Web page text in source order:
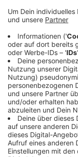
Jetzt die
überall
Favoriten, Song-
So hörst du uns